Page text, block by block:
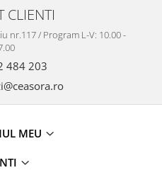
CLIENTI
nr.117 / Program L-V: 10.00 -
484 203
MEU